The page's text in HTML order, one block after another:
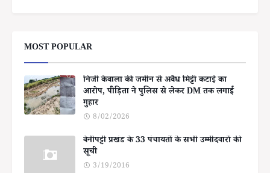
MOST POPULAR
निजी केवाला की जमीन से अवैध मिट्टी कटाई का
आरोप, पीड़िता ने पुलिस से लेकर DM तक लगाई
गुहार
8/02/2026
बेनीपट्टी प्रखंड के 33 पंचायतों के सभी उम्मीदवारों की
सूची
3/19/2016